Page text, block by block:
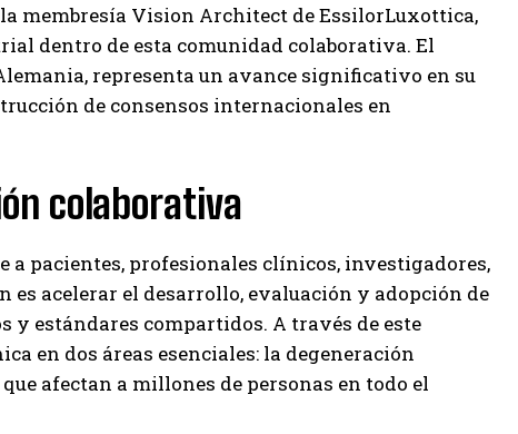
membresía Vision Architect de EssilorLuxottica,
dentro de esta comunidad colaborativa. El
representa un avance significativo en su
de consensos internacionales en
colaborativa
a pacientes, profesionales clínicos, investigadores,
es acelerar el desarrollo, evaluación y adopción de
y estándares compartidos. A través de este
en dos áreas esenciales: la degeneración
afectan a millones de personas en todo el